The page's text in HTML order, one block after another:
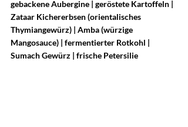
gebackene Aubergine | geröstete Kartoffeln |
Zataar Kichererbsen (orientalisches
Thymiangewürz) | Amba (würzige
Mangosauce) | fermentierter Rotkohl |
Sumach Gewürz | frische Petersilie